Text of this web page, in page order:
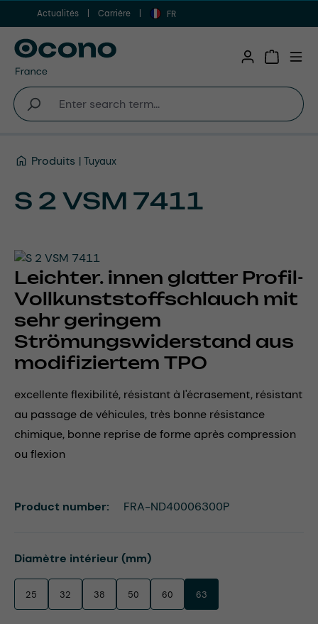
Aller au contenu principal
Actualités Carrière FR
Produits Tuyaux
S 2 VSM 7411
Leichter. innen glatter Profil-
Vollkunststoffschlauch mit
sehr geringem
Strömungswiderstand aus
modifiziertem TPO
excellente flexibilité, résistant à l'écrasement, résistant
au passage de véhicules, très bonne résistance
chimique, bonne reprise de forme après compression
ou flexion
Select
Diamètre intérieur (mm)
25 32 38 50 60 63
Product number: FRA-ND40006300P